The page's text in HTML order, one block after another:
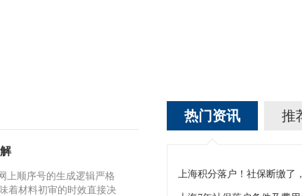
上顺序号的生成逻辑严格
着材料初审的时效直接决
热门资讯 推